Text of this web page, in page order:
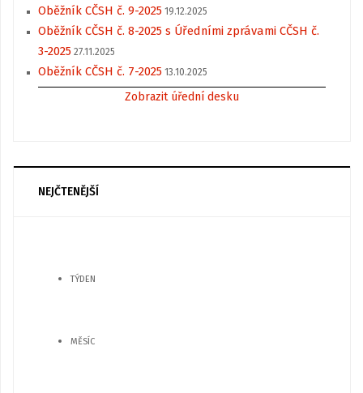
Oběžník CČSH č. 9-2025 19.12.2025
Oběžník CČSH č. 8-2025 s Úředními zprávami CČSH č.
3-2025 27.11.2025
Oběžník CČSH č. 7-2025 13.10.2025
Zobrazit úřední desku
NEJČTENĚJŠÍ
TÝDEN
MĚSÍC